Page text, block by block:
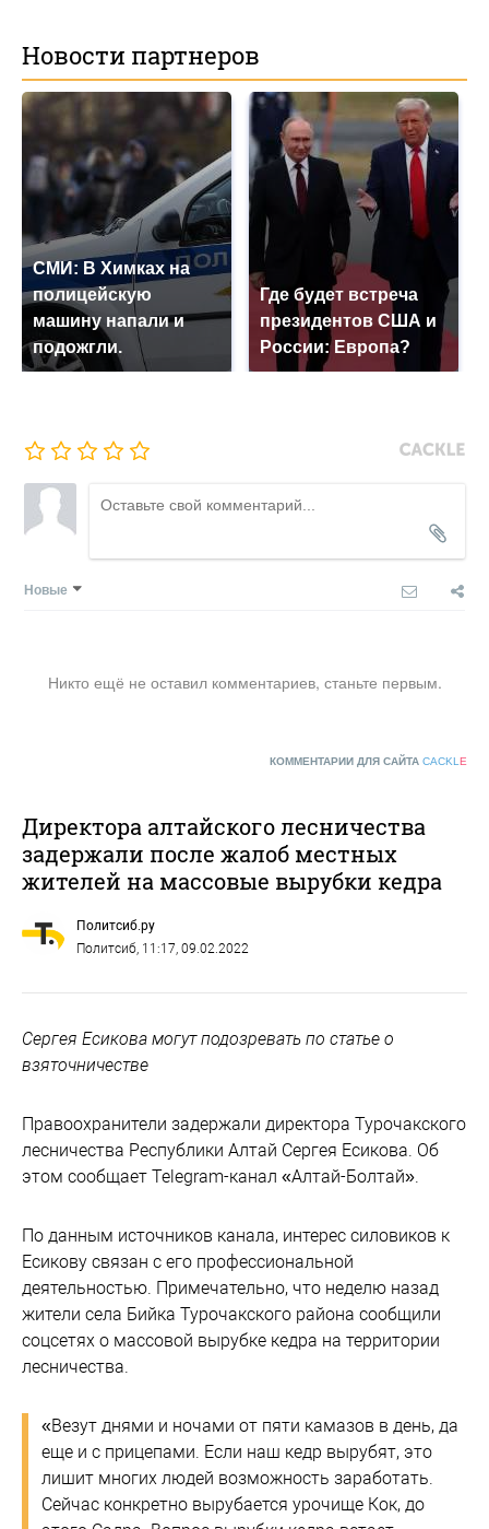
Новости партнеров
СМИ: В Химках на
полицейскую
машину напали и
подожгли.
Где будет встреча
президентов США и
России: Европа?
Новые
Никто ещё не оставил комментариев, станьте первым.
КОММЕНТАРИИ ДЛЯ САЙТА CACKL E
Директора алтайского лесничества
задержали после жалоб местных
жителей на массовые вырубки кедра
Политсиб.ру
Политсиб, 11:17, 09.02.2022
Сергея Есикова могут подозревать по статье о
взяточничестве
Правоохранители задержали директора Турочакского
лесничества Республики Алтай Сергея Есикова. Об
этом сообщает Telegram-канал «Алтай-Болтай».
По данным источников канала, интерес силовиков к
Есикову связан с его профессиональной
деятельностью. Примечательно, что неделю назад
жители села Бийка Турочакского района сообщили
соцсетях о массовой вырубке кедра на территории
лесничества.
«Везут днями и ночами от пяти камазов в день, да
еще и с прицепами. Если наш кедр вырубят, это
лишит многих людей возможность заработать.
Сейчас конкретно вырубается урочище Кок, до